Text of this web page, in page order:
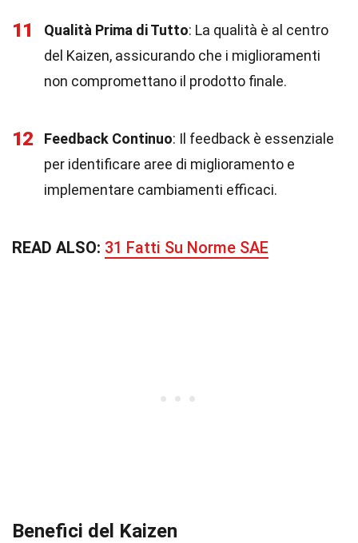
11 Qualità Prima di Tutto: La qualità è al centro
del Kaizen, assicurando che i miglioramenti
non compromettano il prodotto finale.
12 Feedback Continuo: Il feedback è essenziale
per identificare aree di miglioramento e
implementare cambiamenti efficaci.
READ ALSO: 31 Fatti Su Norme SAE
Benefici del Kaizen